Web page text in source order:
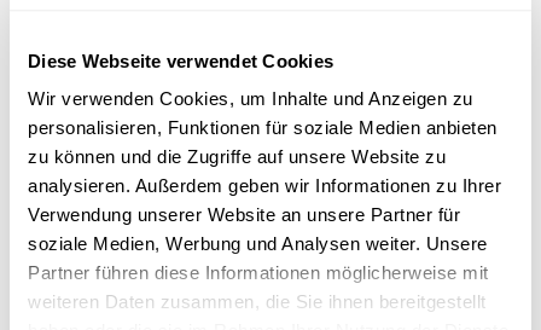
Diese Webseite verwendet Cookies
Wir verwenden Cookies, um Inhalte und Anzeigen zu
personalisieren, Funktionen für soziale Medien anbieten
zu können und die Zugriffe auf unsere Website zu
analysieren. Außerdem geben wir Informationen zu Ihrer
Verwendung unserer Website an unsere Partner für
soziale Medien, Werbung und Analysen weiter. Unsere
Partner führen diese Informationen möglicherweise mit
weiteren Daten zusammen, die Sie ihnen bereitgestellt
Nominal force
Max. Holder force